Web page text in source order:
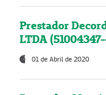
Prestador
LTDA
01 de Abril de 2020